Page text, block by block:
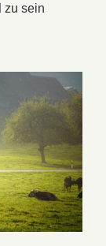
zu sein